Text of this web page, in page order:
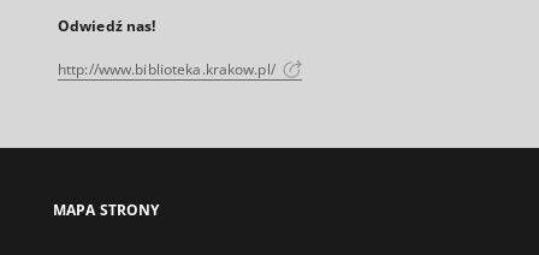
Odwiedź nas!
http://www.biblioteka.krakow.pl/
MAPA STRONY